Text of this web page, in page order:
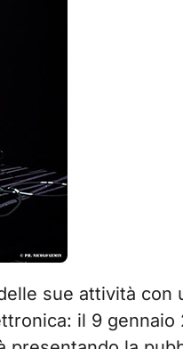
sue attività con
il 9 gennaio